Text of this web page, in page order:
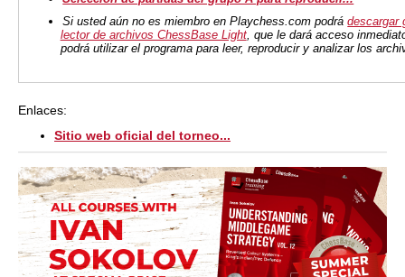
Si usted aún no es miembro en Playchess.com podrádescargar
lector de archivos ChessBase Light, que le dará acceso
podrá utilizar el programa para leer, reproducir y analizar los
Enlaces:
Sitio web oficial del torneo...